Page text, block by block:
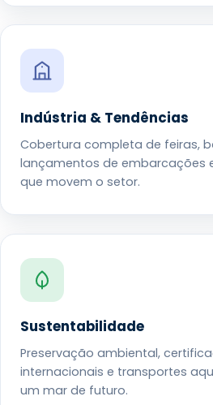
Indústria & Tendências
Cobertura completa de feiras,
lançamentos de embarcações
que movem o setor.
Sustentabilidade
Preservação ambiental,
internacionais e transportes
um mar de futuro.